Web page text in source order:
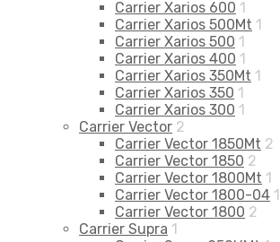
Carrier Xarios 600 1
Carrier Xarios 500Mt 1
Carrier Xarios 500 1
Carrier Xarios 400 1
Carrier Xarios 350Mt 1
Carrier Xarios 350 1
Carrier Xarios 300 1
Carrier Vector 2
Carrier Vector 1850Mt 2
Carrier Vector 1850 2
Carrier Vector 1800Mt 1
Carrier Vector 1800-04 1
Carrier Vector 1800 2
Carrier Supra 1